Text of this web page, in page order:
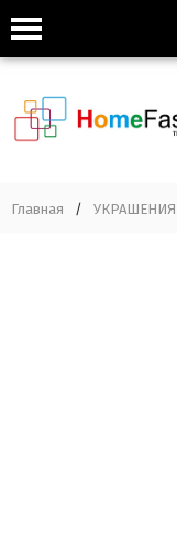
Главная / УКРАШЕНИЯ